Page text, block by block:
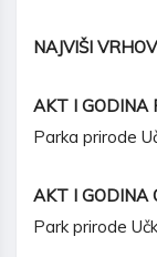
NAJVIŠI
AKT I GODINA
Parka prirode
AKT I GODINA
Park prirode